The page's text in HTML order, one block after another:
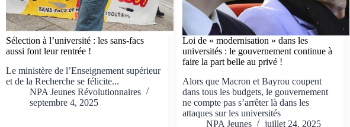
Sélection à l’université : les sans-facs
aussi font leur rentrée !
Le ministère de l’Enseignement supérieur
et de la Recherche se félicite...
NPA Jeunes Révolutionnaires
septembre 4, 2025
Loi de « modernisation » dans les
universités : le gouvernement continue à
faire la part belle au privé !
Alors que Macron et Bayrou coupent
dans tous les budgets, le gouvernement
ne compte pas s’arrêter là dans les
attaques sur les universités
NPA Jeunes
juillet 24, 2025